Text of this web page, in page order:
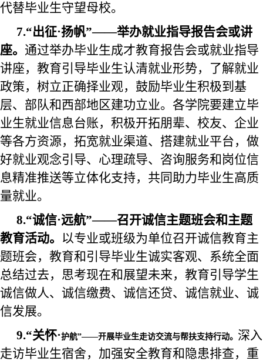
代替毕业生守望母校。
7.“出征·扬帆”——举办就业指导报告会或讲
座。 通过举办毕业生成才教育报告会或就业指导
讲座，教育引导毕业生认清就业形势， 了解就业
政策，树立正确择业观，鼓励毕业生积极到基
层、部队和西部地区建功立业。各学院要建立毕
业生就业信息台账，积极开拓朋辈、校友、企业
等各方资源， 拓宽就业渠道、 搭建就业平台，做
好就业观念引导、 心理疏导、 咨询服务和岗位信
息精准推送等立体化支持，共同助力毕业生高质
量就业。
8.“诚信·远航”——召开诚信主题班会和主题
教育活动。 以专业或班级为单位召开诚信教育主
题班会，教育和引导毕业生诚实客观、系统全面
总结过去，思考现在和展望未来，教育引导学生
诚信做人、诚信缴费、诚信还贷、诚信就业、诚
信发展。
9.“关怀·护航”——开展毕业生走访交流与帮扶支持行动。 深入
走访毕业生宿舍，加强安全教育和隐患排查，重